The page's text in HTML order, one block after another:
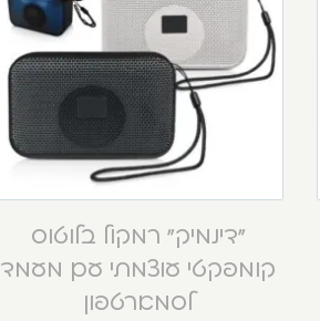
“דינמיק” רמקול בלוטוס
קומפקטי עוצמתי עם מעמד
לסמארטפון